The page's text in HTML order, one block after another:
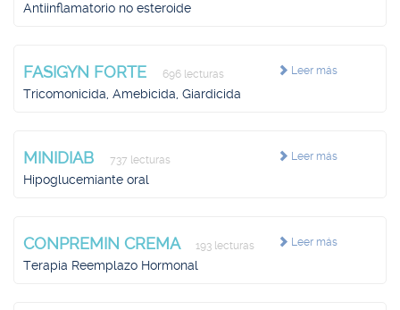
Antiinflamatorio no esteroide
Leer más
FASIGYN FORTE 696 lecturas
Tricomonicida, Amebicida, Giardicida
Leer más
MINIDIAB 737 lecturas
Hipoglucemiante oral
Leer más
CONPREMIN CREMA 193 lecturas
Terapia Reemplazo Hormonal